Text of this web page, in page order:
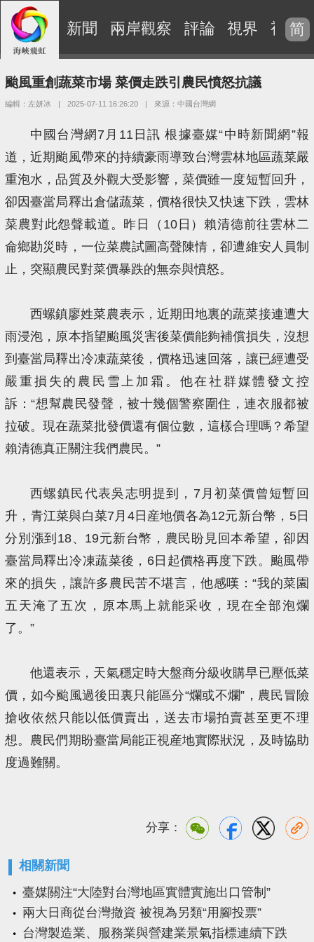
新聞 兩岸觀察 評論 視界 視頻
简
颱風重創蔬菜市場 菜價走跌引農民憤怒抗議
編輯：左妍冰 | 2025-07-11 16:26:20 | 來源：中國台灣網
中國台灣網7月11日訊 根據臺媒“中時新聞網”報
道，近期颱風帶來的持續豪雨導致台灣雲林地區蔬菜嚴
重泡水，品質及外觀大受影響，菜價雖一度短暫回升，
卻因臺當局釋出倉儲蔬菜，價格很快又快速下跌，雲林
菜農對此怨聲載道。昨日（10日）賴清德前往雲林二
侖鄉勘災時，一位菜農試圖高聲陳情，卻遭維安人員制
止，突顯農民對菜價暴跌的無奈與憤怒。
西螺鎮廖姓菜農表示，近期田地裏的蔬菜接連遭大
雨浸泡，原本指望颱風災害後菜價能夠補償損失，沒想
到臺當局釋出冷凍蔬菜後，價格迅速回落，讓已經遭受
嚴重損失的農民雪上加霜。他在社群媒體發文控
訴：“想幫農民發聲，被十幾個警察圍住，連衣服都被
拉破。現在蔬菜批發價還有個位數，這樣合理嗎？希望
賴清德真正關注我們農民。”
西螺鎮民代表吳志明提到，7月初菜價曾短暫回
升，青江菜與白菜7月4日産地價各為12元新台幣，5日
分別漲到18、19元新台幣，農民盼見回本希望，卻因
臺當局釋出冷凍蔬菜後，6日起價格再度下跌。颱風帶
來的損失，讓許多農民苦不堪言，他感嘆：“我的菜園
五天淹了五次，原本馬上就能采收，現在全部泡爛
了。”
他還表示，天氣穩定時大盤商分級收購早已壓低菜
價，如今颱風過後田裏只能區分“爛或不爛”，農民冒險
搶收依然只能以低價賣出，送去市場拍賣甚至更不理
想。農民們期盼臺當局能正視産地實際狀況，及時協助
度過難關。
分享：
相關新聞
臺媒關注“大陸對台灣地區實體實施出口管制”
兩大日商從台灣撤資 被視為另類“用腳投票”
台灣製造業、服務業與營建業景氣指標連續下跌